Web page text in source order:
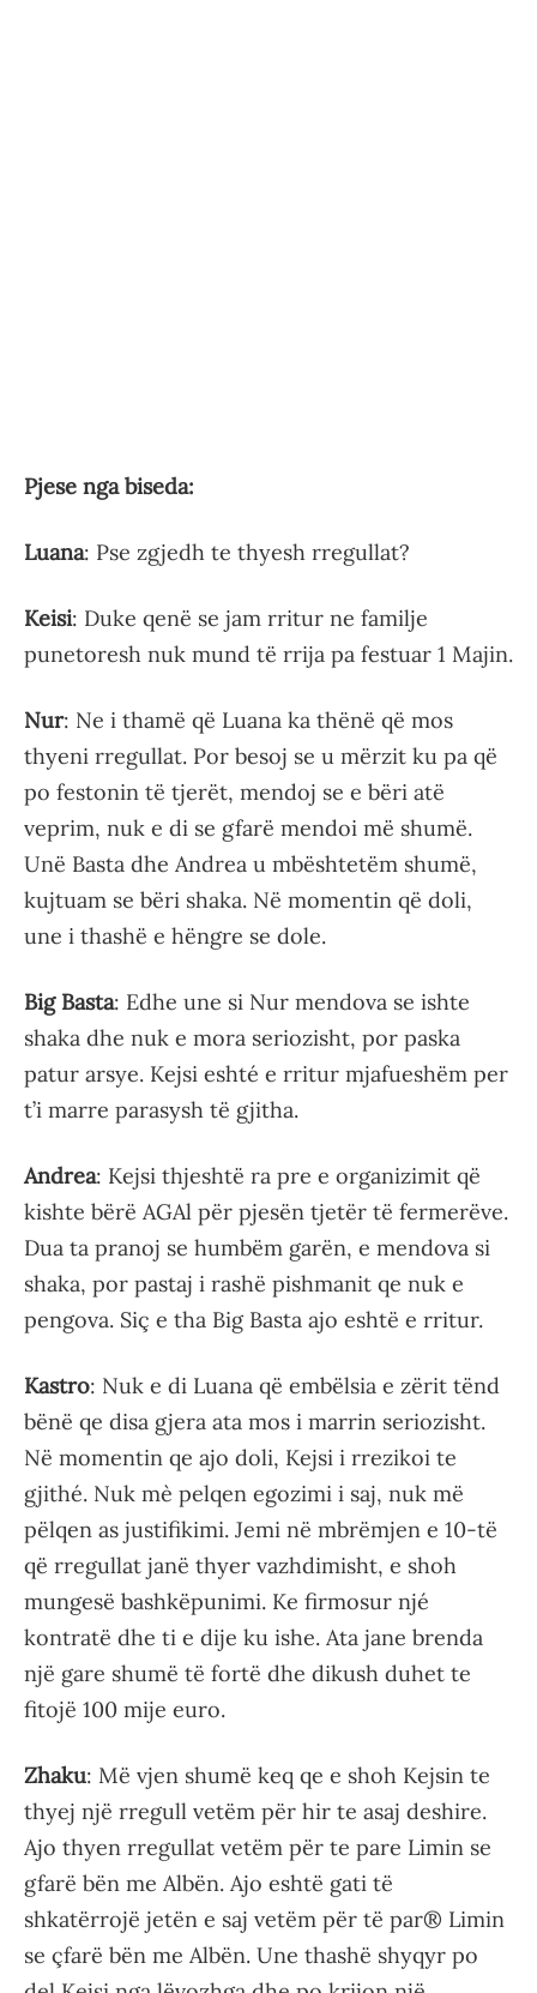
Pjese nga biseda:
Luana: Pse zgjedh te thyesh rregullat?
Keisi: Duke qenë se jam rritur ne familje
punetoresh nuk mund të rrija pa festuar 1 Majin.
Nur: Ne i thamë që Luana ka thënë që mos
thyeni rregullat. Por besoj se u mërzit ku pa që
po festonin të tjerët, mendoj se e bëri atë
veprim, nuk e di se gfarë mendoi më shumë.
Unë Basta dhe Andrea u mbështetëm shumë,
kujtuam se bëri shaka. Në momentin që doli,
une i thashë e hëngre se dole.
Big Basta: Edhe une si Nur mendova se ishte
shaka dhe nuk e mora seriozisht, por paska
patur arsye. Kejsi eshté e rritur mjafueshëm per
t’i marre parasysh të gjitha.
Andrea: Kejsi thjeshtë ra pre e organizimit që
kishte bërë AGAl për pjesën tjetër të fermerëve.
Dua ta pranoj se humbëm garën, e mendova si
shaka, por pastaj i rashë pishmanit qe nuk e
pengova. Siç e tha Big Basta ajo eshtë e rritur.
Kastro: Nuk e di Luana që embëlsia e zërit tënd
bënë qe disa gjera ata mos i marrin seriozisht.
Në momentin qe ajo doli, Kejsi i rrezikoi te
gjithé. Nuk mè pelqen egozimi i saj, nuk më
pëlqen as justifikimi. Jemi në mbrëmjen e 10-të
që rregullat janë thyer vazhdimisht, e shoh
mungesë bashkëpunimi. Ke firmosur njé
kontratë dhe ti e dije ku ishe. Ata jane brenda
një gare shumë të fortë dhe dikush duhet te
fitojë 100 mije euro.
Zhaku: Më vjen shumë keq qe e shoh Kejsin te
thyej një rregull vetëm për hir te asaj deshire.
Ajo thyen rregullat vetëm për te pare Limin se
gfarë bën me Albën. Ajo eshtë gati të
shkatërrojë jetën e saj vetëm për të par® Limin
se çfarë bën me Albën. Une thashë shyqyr po